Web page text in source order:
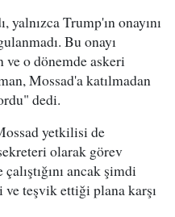
yalnızca Trump'ın onayını
Bu onayı
o dönemde askeri
Mossad'a katılmadan
dedi.
yetkilisi de
olarak görev
ancak şimdi
teşvik ettiği plana karşı